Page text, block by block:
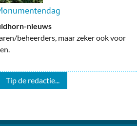
nieuws
beheerders, maar zeker ook voor
Tip de redactie...